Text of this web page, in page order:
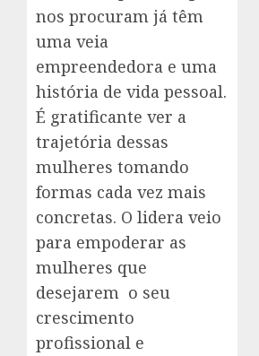
nos procuram já têm
uma veia
empreendedora e uma
história de vida pessoal.
É gratificante ver a
trajetória dessas
mulheres tomando
formas cada vez mais
concretas. O lidera veio
para empoderar as
mulheres que
desejarem o seu
crescimento
profissional e